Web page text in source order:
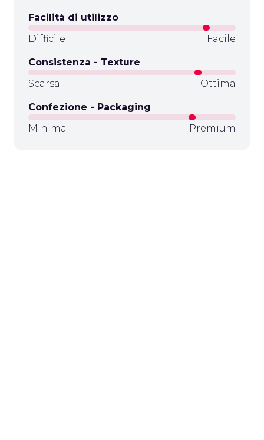
Facilità di utilizzo
Difficile
Facile
Consistenza - Texture
Scarsa
Ottima
Confezione - Packaging
Minimal
Premium